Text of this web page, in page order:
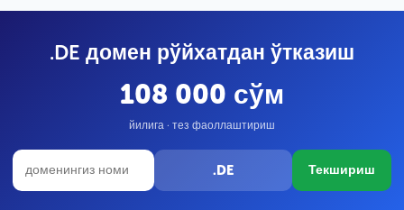
.DE домен рўйхатдан ўтказиш
108 000 сўм
йилига · тез фаоллаштириш
.DE Текшириш